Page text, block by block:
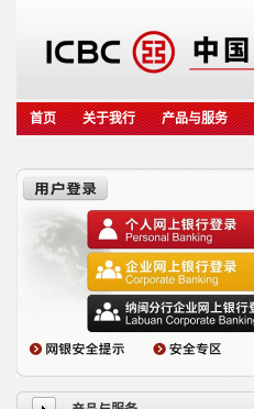
首页 关于我行 产品与服务